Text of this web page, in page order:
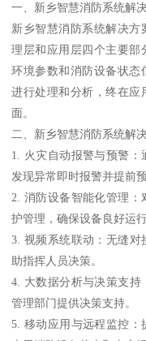
一、新乡智慧消防系统解
新乡智慧消防系统解决方
理层和应用层四个主要部
环境参数和消防设备状态
进行处理和分析，终在应
面。
二、新乡智慧消防系统解
1. 火灾自动报警与预警
发现异常即时报警并提前预
2. 消防设备智能化管理
护管理，确保设备良好运行
3. 视频系统联动：无缝
助指挥人员决策。
4. 大数据分析与决策支
管理部门提供决策支持。
5. 移动应用与远程监控